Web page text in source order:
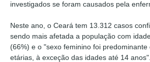
investigados se foram causados pela
Neste ano, o Ceará tem 13.312 casos
sendo mais afetada a população com
(66%) e o "sexo feminino foi
etárias, à exceção das idades até 14 anos".